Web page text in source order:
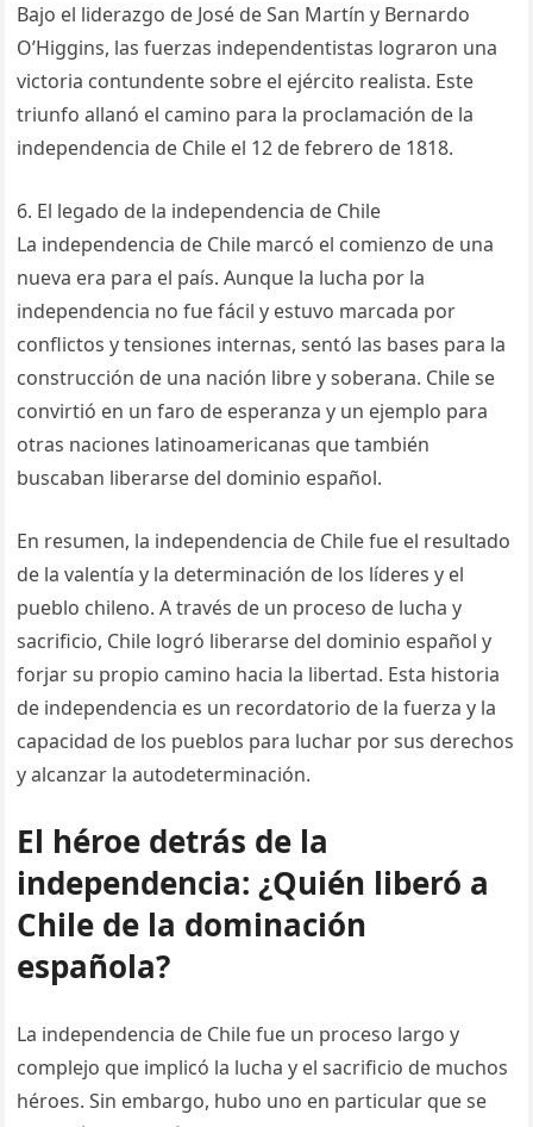
Bajo el liderazgo de José de San Martín y Bernardo
O’Higgins, las fuerzas independentistas lograron una
victoria contundente sobre el ejército realista. Este
triunfo allanó el camino para la proclamación de la
independencia de Chile el 12 de febrero de 1818.
6. El legado de la independencia de Chile
La independencia de Chile marcó el comienzo de una
nueva era para el país. Aunque la lucha por la
independencia no fue fácil y estuvo marcada por
conflictos y tensiones internas, sentó las bases para la
construcción de una nación libre y soberana. Chile se
convirtió en un faro de esperanza y un ejemplo para
otras naciones latinoamericanas que también
buscaban liberarse del dominio español.
En resumen, la independencia de Chile fue el resultado
de la valentía y la determinación de los líderes y el
pueblo chileno. A través de un proceso de lucha y
sacrificio, Chile logró liberarse del dominio español y
forjar su propio camino hacia la libertad. Esta historia
de independencia es un recordatorio de la fuerza y la
capacidad de los pueblos para luchar por sus derechos
y alcanzar la autodeterminación.
El héroe detrás de la
independencia: ¿Quién liberó a
Chile de la dominación
española?
La independencia de Chile fue un proceso largo y
complejo que implicó la lucha y el sacrificio de muchos
héroes. Sin embargo, hubo uno en particular que se